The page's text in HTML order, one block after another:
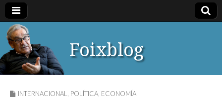
Foixblog
INTERNACIONAL POLÍTICA ECONOMÍA